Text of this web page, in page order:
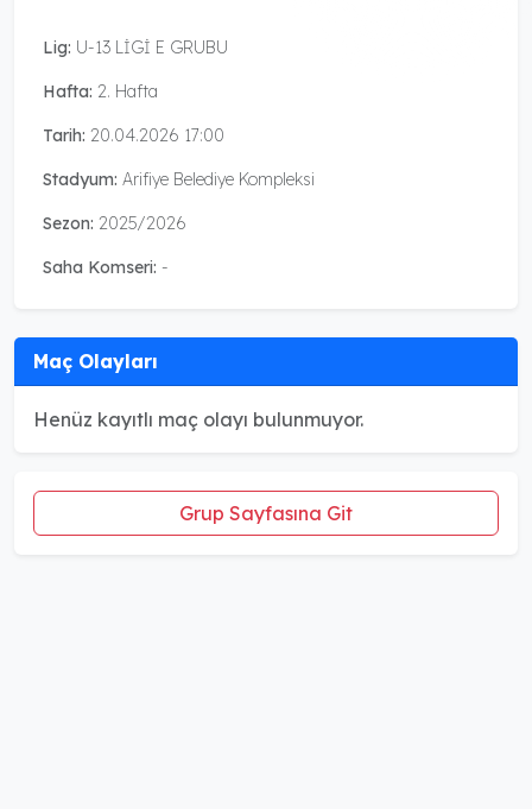
Lig: U-13 LİGİ E GRUBU
Hafta: 2. Hafta
Tarih: 20.04.2026 17:00
Stadyum: Arifiye Belediye Kompleksi
Sezon: 2025/2026
Saha Komseri: -
Maç Olayları
Henüz kayıtlı maç olayı bulunmuyor.
Grup Sayfasına Git